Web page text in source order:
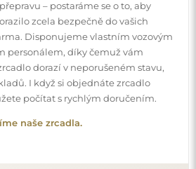
zrcadel, zatímco montáž je
ke specifičnosti každého prostoru
montážní příslušenství. To vám
stěnám a potřebám.